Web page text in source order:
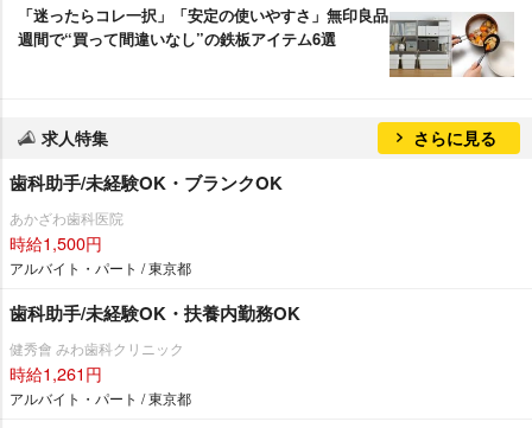
「迷ったらコレ一択」「安定の使いやすさ」無印良品
週間で“買って間違いなし”の鉄板アイテム6選
求人特集 さらに見る
歯科助手/未経験OK・ブランクOK
あかざわ歯科医院
時給1,500円
アルバイト・パート / 東京都
歯科助手/未経験OK・扶養内勤務OK
健秀會 みわ歯科クリニック
時給1,261円
アルバイト・パート / 東京都